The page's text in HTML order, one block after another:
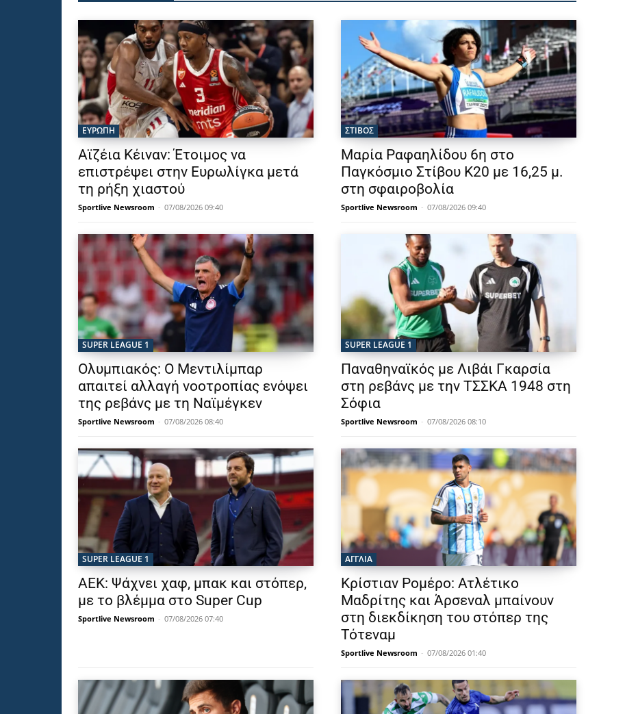
ΕΥΡΩΠΗ
Αϊζέια Κέιναν: Έτοιμος να
επιστρέψει στην Ευρωλίγκα μετά
τη ρήξη χιαστού
Sportlive Newsroom - 07/08/2026 09:40
ΣΤΙΒΟΣ
Μαρία Ραφαηλίδου 6η στο
Παγκόσμιο Στίβου Κ20 με 16,25 μ.
στη σφαιροβολία
Sportlive Newsroom - 07/08/2026 09:40
SUPER LEAGUE 1
Ολυμπιακός: Ο Μεντιλίμπαρ
απαιτεί αλλαγή νοοτροπίας ενόψει
της ρεβάνς με τη Ναϊμέγκεν
Sportlive Newsroom - 07/08/2026 08:40
SUPER LEAGUE 1
Παναθηναϊκός με Λιβάι Γκαρσία
στη ρεβάνς με την ΤΣΣΚΑ 1948 στη
Σόφια
Sportlive Newsroom - 07/08/2026 08:10
SUPER LEAGUE 1
ΑΕΚ: Ψάχνει χαφ, μπακ και στόπερ,
με το βλέμμα στο Super Cup
Sportlive Newsroom - 07/08/2026 07:40
ΑΓΓΛΙΑ
Κρίστιαν Ρομέρο: Ατλέτικο
Μαδρίτης και Άρσεναλ μπαίνουν
στη διεκδίκηση του στόπερ της
Τότεναμ
Sportlive Newsroom - 07/08/2026 01:40